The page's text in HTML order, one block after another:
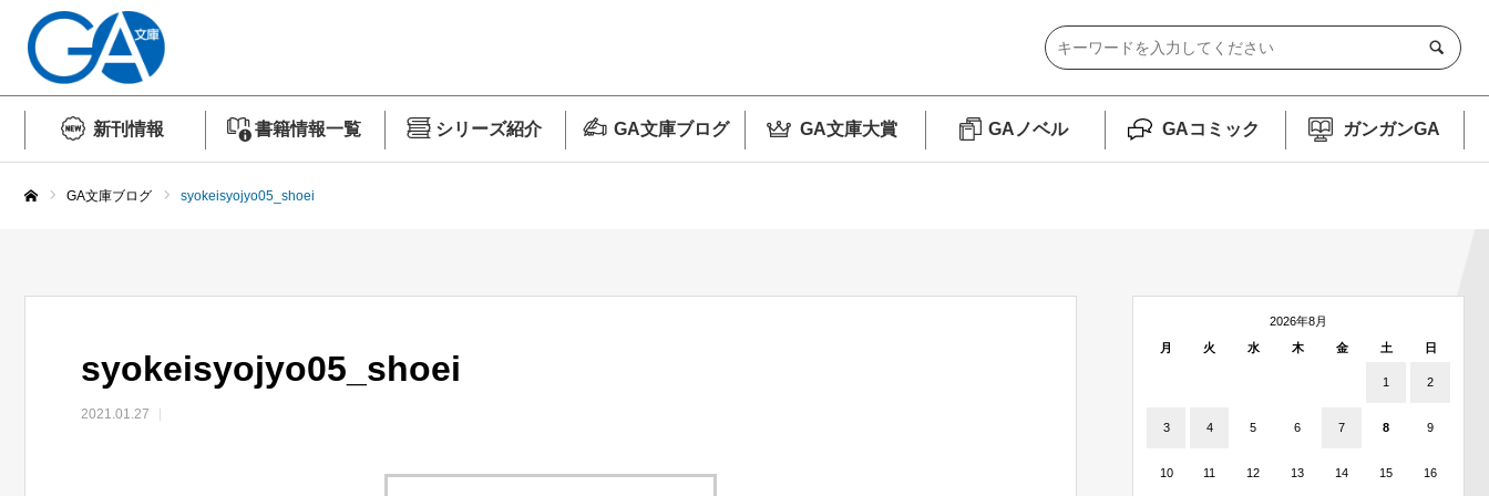
新刊情報 書籍情報一覧 シリーズ紹介 GA文庫ブログ GA文庫大賞 GAノベル GAコミック ガンガンGA
GA文庫ブログ syokeisyojyo05_shoei
syokeisyojyo05_shoei
2021.01.27
2026年8月
月
火 水 木 金 土 日
1 2
3 4 5 6 7 8 9
10 11 12 13 14 15 16